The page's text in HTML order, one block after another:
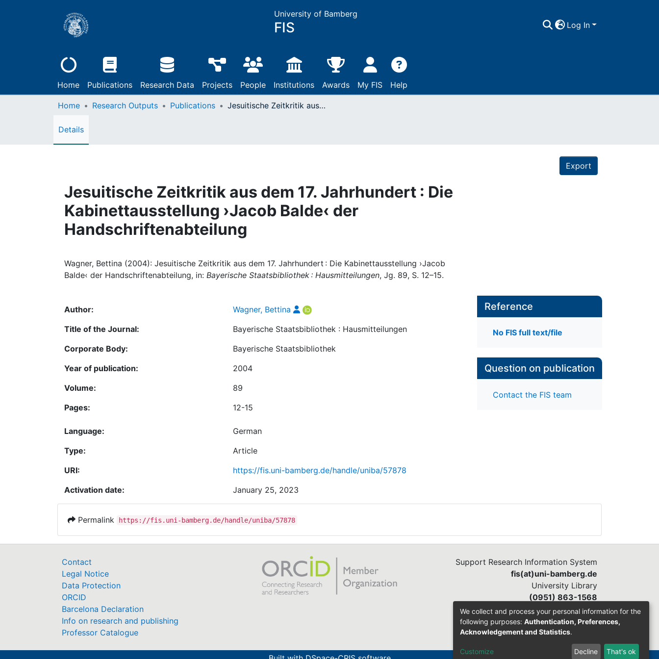
University of Bamberg
FIS Log In
Home Publications Research Data Projects People Institutions Awards My FIS Help
Home Research Outputs Publications Jesuitische Zeitkritik aus dem 17. Jahrhundert : Die Kabinettausstellung ›Jacob Balde‹ der Handschriftenabteilung
Details
Export
Jesuitische Zeitkritik aus dem 17. Jahrhundert : Die
Kabinettausstellung ›Jacob Balde‹ der
Handschriftenabteilung
Wagner, Bettina (2004): Jesuitische Zeitkritik aus dem 17. Jahrhundert : Die Kabinettausstellung ›Jacob
Balde‹ der Handschriftenabteilung, in: Bayerische Staatsbibliothek : Hausmitteilungen, Jg. 89, S. 12–15.
Author:
Wagner, Bettina
Title of the Journal:
Bayerische Staatsbibliothek : Hausmitteilungen
Corporate Body:
Bayerische Staatsbibliothek
Year of publication:
2004
Volume:
89
Pages:
12-15
Language:
German
Type:
Article
URI:
https://fis.uni-bamberg.de/handle/uniba/57878
Activation date:
January 25, 2023
Reference
No FIS full text/file
Question on publication
Contact the FIS team
Permalink https://fis.uni-bamberg.de/handle/uniba/57878
Contact
Legal Notice
Data Protection
ORCID
Barcelona Declaration
Info on research and publishing
Professor Catalogue
Support Research Information System
fis(at)uni-bamberg.de
University Library
(0951) 863-1568
We collect and process your personal information for the
following purposes: Authentication, Preferences,
Acknowledgement and Statistics.
Customize Decline That's ok